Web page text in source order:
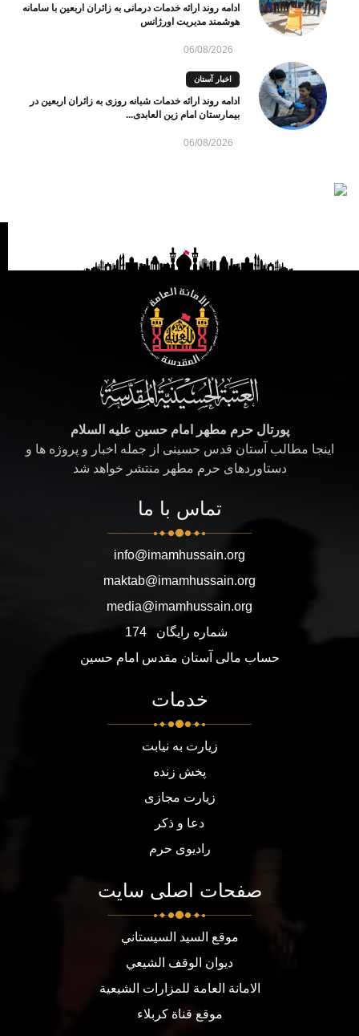
ادامه روند ارائه خدمات درمانی به زائران اربعین با سامانه
هوشمند مدیریت اورژانس
06/08/2026
اخبار آستان
ادامه روند ارائه خدمات شبانه روزی به زائران اربعین در
بیمارستان امام زین العابدی...
06/08/2026
پورتال حرم مطهر امام حسین علیه السلام
اینجا مطالب آستان قدس حسینی از جمله اخبار و پروژه ها و
دستاوردهای حرم مطهر منتشر خواهد شد
تماس با ما
info@imamhussain.org
maktab@imamhussain.org
media@imamhussain.org
شماره رایگان
174
حساب مالی آستان مقدس امام حسین
خدمات
زیارت به نیابت
پخش زنده
زیارت مجازی
دعا و ذکر
رادیوی حرم
صفحات اصلی سایت
موقع السيد السيستاني
ديوان الوقف الشيعي
الامانة العامة للمزارات الشيعية
موقع قناة كربلاء